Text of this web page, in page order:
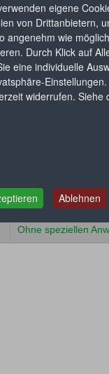
eigene
von Drittanbietern,
angenehm wie
Durch Klick auf
eine individuelle
widerrufen. Siehe
Ablehnen
Häuslicher Bereich
Ohne speziellen